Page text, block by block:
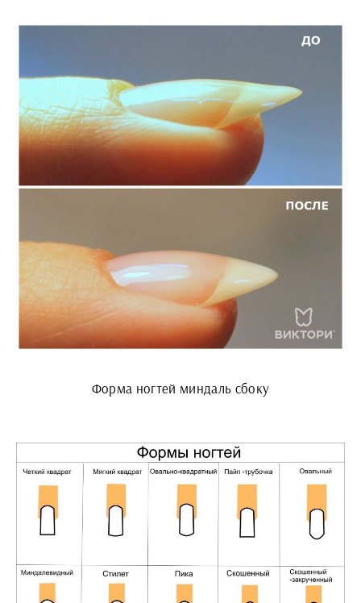
Форма ногтей миндаль сбоку